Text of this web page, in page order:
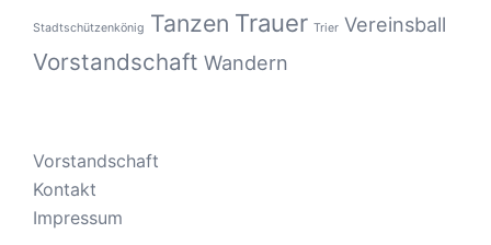
Stadtschützenkönig Tanzen Trauer Trier Vereinsball
Vorstandschaft Wandern
Vorstandschaft
Kontakt
Impressum